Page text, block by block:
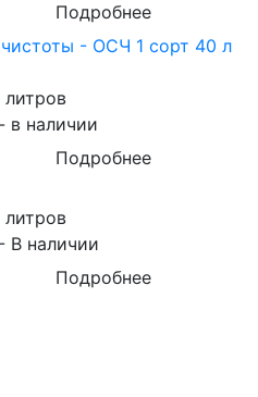
Подробнее
- ОСЧ 1 сорт 40 л
в наличии
Подробнее
В наличии
Подробнее